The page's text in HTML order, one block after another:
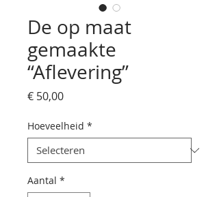
De op maat
gemaakte
“Aflevering”
€ 50,00Prijs
Hoeveelheid *
Aantal *